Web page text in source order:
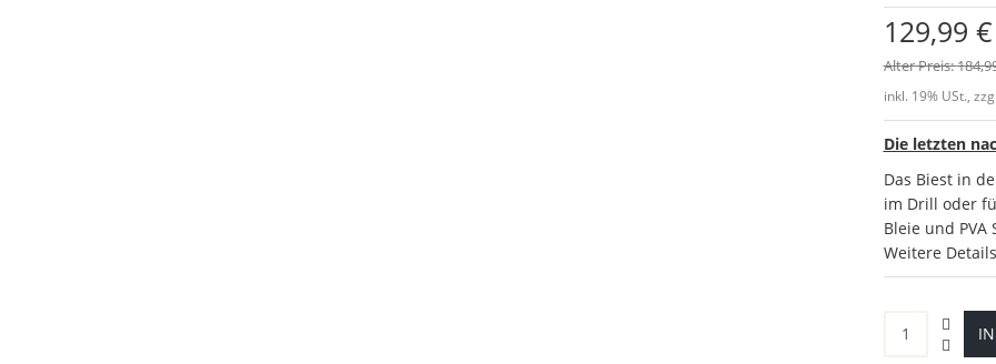
129,99 €
Alter Preis:
inkl. 19% USt.,
Die letzten
Das Biest in
im Drill oder
Bleie und PVA
Weitere